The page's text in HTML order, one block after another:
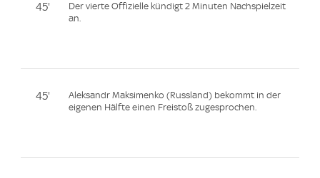
45'
Der vierte Offizielle kündigt 2 Minuten Nachspielzeit
an.
45'
Aleksandr Maksimenko (Russland) bekommt in der
eigenen Hälfte einen Freistoß zugesprochen.